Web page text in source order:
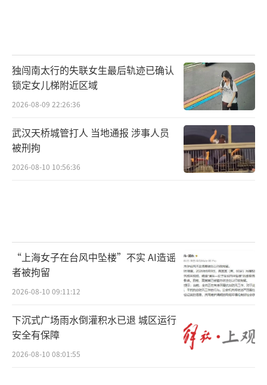
独闯南太行的失联女生最后轨迹已确认
锁定女儿梯附近区域
2026-08-09 22:26:36
武汉天桥城管打人 当地通报 涉事人员
被刑拘
2026-08-10 10:56:36
“上海女子在台风中坠楼”不实 AI造谣
者被拘留
2026-08-10 09:11:12
下沉式广场雨水倒灌积水已退 城区运行
安全有保障
2026-08-10 08:01:55